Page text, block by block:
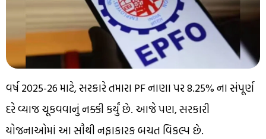
વર્ષ 2025-26 માટે, સરકારે તમારા PF નાણા પર 8.25% ના સંપૂર્ણ
દરે વ્યાજ ચૂકવવાનું નક્કી કર્યું છે. આજે પણ, સરકારી
યોજનાઓમાં આ સૌથી નફાકારક બચત વિકલ્પ છે.